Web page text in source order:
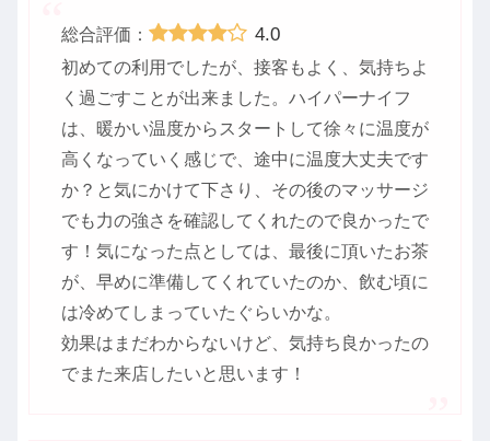
総合評価： 4.0
初めての利用でしたが、接客もよく、気持ちよ
く過ごすことが出来ました。ハイパーナイフ
は、暖かい温度からスタートして徐々に温度が
高くなっていく感じで、途中に温度大丈夫です
か？と気にかけて下さり、その後のマッサージ
でも力の強さを確認してくれたので良かったで
す！気になった点としては、最後に頂いたお茶
が、早めに準備してくれていたのか、飲む頃に
は冷めてしまっていたぐらいかな。
効果はまだわからないけど、気持ち良かったの
でまた来店したいと思います！